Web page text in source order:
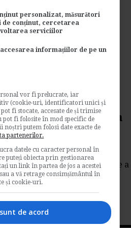
auto se va schimba sau va
departe
vor sa participe la
20/05/2009
Programul national de innoire a
persoanelor juridice,...
si afaceri
personalizat, măsurători
de conținut, cercetarea
serviciilor
accesarea informațiilor de pe un
vor fi prelucrate, iar
(cookie-uri, identificatori unici și
fi stocate, accesate de și trimise
pot fi folosite în mod specific de
noștri putem folosi date exacte de
partenerilor.
datele cu caracter personal în
puteți obiecta prin gestionarea
un link în partea de jos a acestei
a vă retrage consimțământul în
și cookie-uri.
de acord